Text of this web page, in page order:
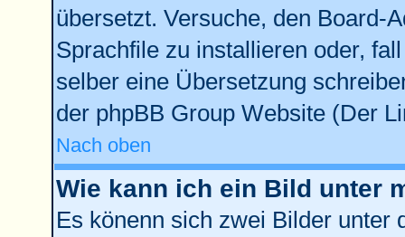
übersetzt. Versuche, den Board-
Sprachfile zu installieren oder,
selber eine Übersetzung
der phpBB Group Website (Der
Nach oben
Wie kann ich ein Bild unter
Es könenn sich zwei Bilder unter